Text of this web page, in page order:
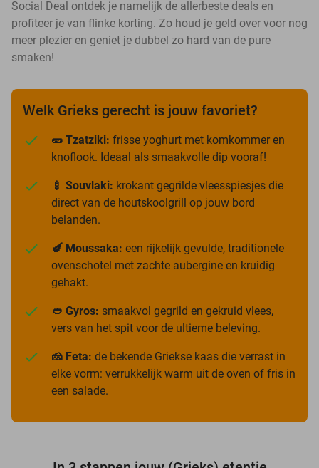
Social Deal ontdek je namelijk de allerbeste deals en
profiteer je van flinke korting. Zo houd je geld over voor nog
meer plezier en geniet je dubbel zo hard van de pure
smaken!
Welk Grieks gerecht is jouw favoriet?
🥒 Tzatziki: frisse yoghurt met komkommer en
knoflook. Ideaal als smaakvolle dip vooraf!
🍢 Souvlaki: krokant gegrilde vleesspiesjes die
direct van de houtskoolgrill op jouw bord
belanden.
🍆 Moussaka: een rijkelijk gevulde, traditionele
ovenschotel met zachte aubergine en kruidig
gehakt.
🥙 Gyros: smaakvol gegrild en gekruid vlees,
vers van het spit voor de ultieme beleving.
🧀 Feta: de bekende Griekse kaas die verrast in
elke vorm: verrukkelijk warm uit de oven of fris in
een salade.